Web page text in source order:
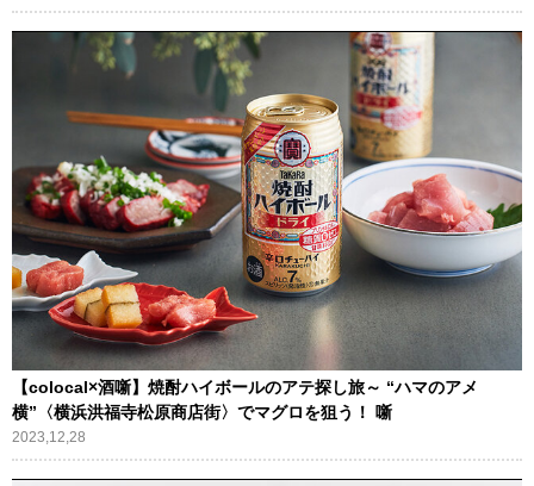
【colocal×酒噺】焼酎ハイボールのアテ探し旅～ “ハマのアメ
横”〈横浜洪福寺松原商店街〉でマグロを狙う！ 噺
2023,12,28